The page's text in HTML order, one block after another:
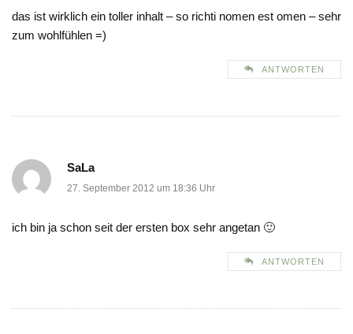
das ist wirklich ein toller inhalt – so richti nomen est omen – sehr
zum wohlfühlen =)
ANTWORTEN
SaLa
27. September 2012 um 18:36 Uhr
ich bin ja schon seit der ersten box sehr angetan 🙂
ANTWORTEN